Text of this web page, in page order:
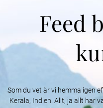
Feed
Som du vet är vi hemma igen
Kerala, Indien. Allt, ja allt har